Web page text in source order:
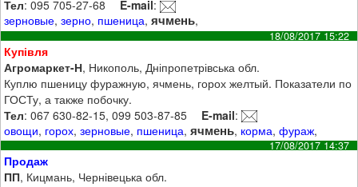
Тел: 095 705-27-68 E-mail:
зерновые,зерно, пшеница,ячмень,
18/08/2017 15:22
Купівля
Агромаркет-Н, Никополь, Дніпропетрівська обл.
Куплю пшеницу фуражную, ячмень, горох желтый. Показатели по
ГОСТу, а также побочку.
Тел: 067 630-82-15, 099 503-87-85 E-mail:
овощи, горох,зерновые, пшеница,ячмень, корма,фураж,
17/08/2017 14:37
Продаж
ПП, Кицмань, Чернівецька обл.